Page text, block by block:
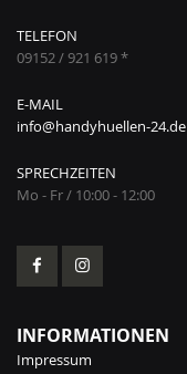
TELEFON
09152 / 921 619 *
E-MAIL
info@handyhuellen-24.de
SPRECHZEITEN
Mo - Fr / 10:00 - 12:00
INFORMATIONEN
Impressum